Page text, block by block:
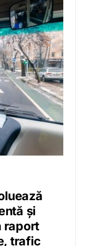
și
raport
trafic